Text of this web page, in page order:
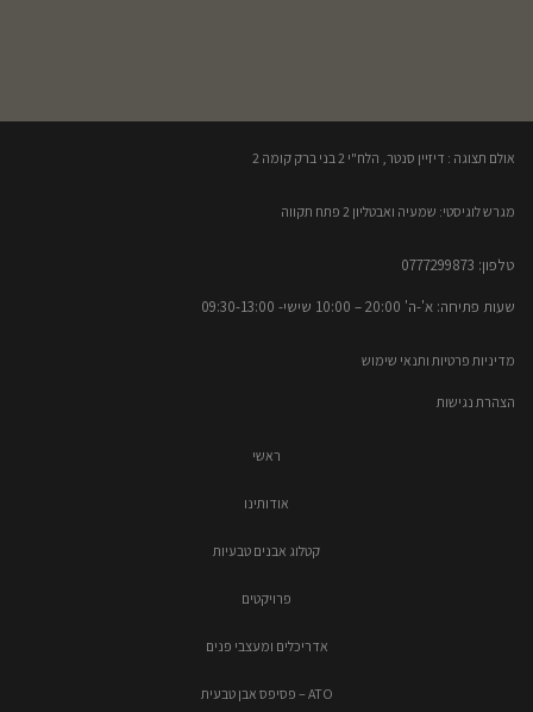
אולם תצוגה : דיזיין סנטר, הלח"י 2 בני ברק קומה 2​
מגרש לוגיסטי: שמעיה ואבטליון 2 פתח תקווה
טלפון: 0777299873​
שעות פתיחה: א'-ה' 20:00 – 10:00​​ שישי- 09:30-13:00
מדיניות פרטיות ותנאי שימוש
הצהרת נגישות
ראשי
אודותינו
קטלוג אבנים טבעיות
פרויקטים
אדריכלים ומעצבי פנים
ATO – פסיפס אבן טבעית